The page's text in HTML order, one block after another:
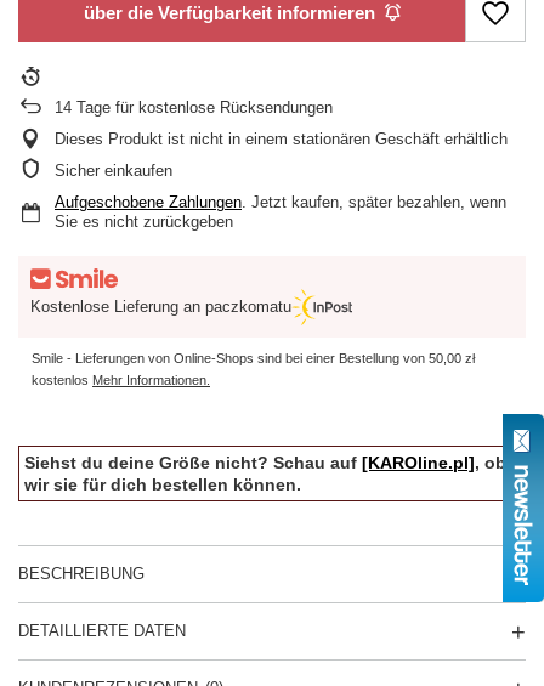
über die Verfügbarkeit informieren
14 Tage für kostenlose Rücksendungen
Dieses Produkt ist nicht in einem stationären Geschäft erhältlich
Sicher einkaufen
Aufgeschobene Zahlungen. Jetzt kaufen, später bezahlen, wenn
Sie es nicht zurückgeben
Kostenlose Lieferung an paczkomatu
Smile - Lieferungen von Online-Shops sind bei einer Bestellung von 50,00 zł
kostenlos Mehr Informationen.
Siehst du deine Größe nicht? Schau auf [KAROline.pl], ob
wir sie für dich bestellen können.
BESCHREIBUNG
DETAILLIERTE DATEN